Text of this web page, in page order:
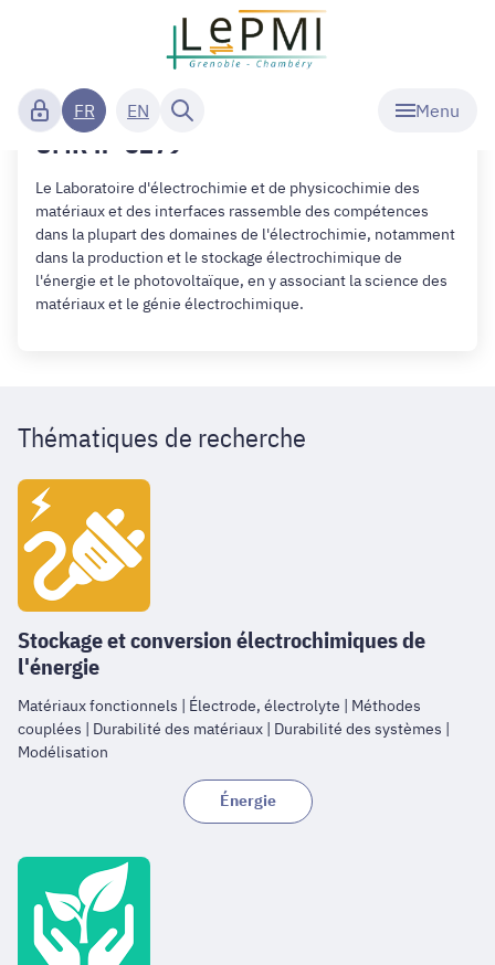
Menu
FR EN
Electrochimie et
physicochimie des matériaux
et des interfaces
Le laboratoire de recherche LEPMI,
UMR n° 5279
Le Laboratoire d'électrochimie et de physicochimie des
matériaux et des interfaces rassemble des compétences
dans la plupart des domaines de l'électrochimie, notamment
dans la production et le stockage électrochimique de
l'énergie et le photovoltaïque, en y associant la science des
matériaux et le génie électrochimique.
Thématiques de recherche
Stockage et conversion électrochimiques de
l'énergie
Matériaux fonctionnels | Électrode, électrolyte | Méthodes
couplées | Durabilité des matériaux | Durabilité des systèmes |
Modélisation
Énergie